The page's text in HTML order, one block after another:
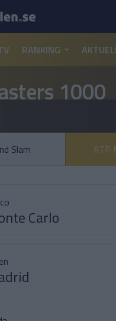
RANKING
1000
Slam ATP
Carlo